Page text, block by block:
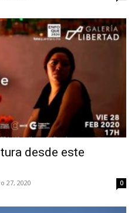
desde este
27, 2020 0